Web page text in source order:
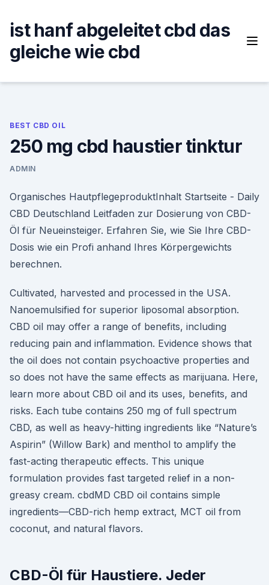
content
ist hanf abgeleitet cbd das
gleiche wie cbd
BEST CBD OIL
250 mg cbd haustier tinktur
ADMIN
Organisches HautpflegeproduktInhalt Startseite - Daily
CBD Deutschland Leitfaden zur Dosierung von CBD-
Öl für Neueinsteiger. Erfahren Sie, wie Sie Ihre CBD-
Dosis wie ein Profi anhand Ihres Körpergewichts
berechnen.
Cultivated, harvested and processed in the USA.
Nanoemulsified for superior liposomal absorption.
CBD oil may offer a range of benefits, including
reducing pain and inflammation. Evidence shows that
the oil does not contain psychoactive properties and
so does not have the same effects as marijuana. Here,
learn more about CBD oil and its uses, benefits, and
risks. Each tube contains 250 mg of full spectrum
CBD, as well as heavy-hitting ingredients like “Nature’s
Aspirin” (Willow Bark) and menthol to amplify the
fast-acting therapeutic effects. This unique
formulation provides fast targeted relief in a non-
greasy cream. cbdMD CBD oil contains simple
ingredients—CBD-rich hemp extract, MCT oil from
coconut, and natural flavors.
CBD-Öl für Haustiere. Jeder